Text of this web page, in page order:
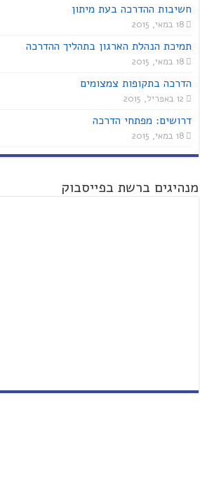
חשיבות ההדרכה בעת מיתון
18 במאי, 2015
תמיכת הנהלת הארגון בתהליך ההדרכה
18 במאי, 2015
הדרכה בתקופות צמצומים
12 באפריל, 2015
דרושים: מפתחי הדרכה
18 במאי, 2015
מנהיגים ברשת בפייסבוק